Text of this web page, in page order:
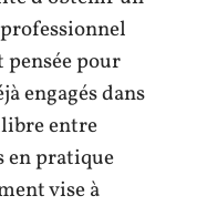
pensée pour
engagés dans
entre
en pratique
vise à